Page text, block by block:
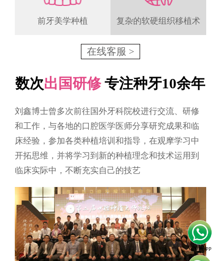
WhatsApp
前牙美学种植 复杂的软硬组织移植术
在线客服 >
数次出国研修专注种牙10余年
刘鑫博士曾多次前往国外牙科院校进行交流、研修
和工作，与各地的口腔医学医师分享研究成果和临
床经验，参加各类种植培训和指导，在观摩学习中
开拓思维，并将学习到新的种植理念和技术运用到
临床实际中，不断充实自己的技艺